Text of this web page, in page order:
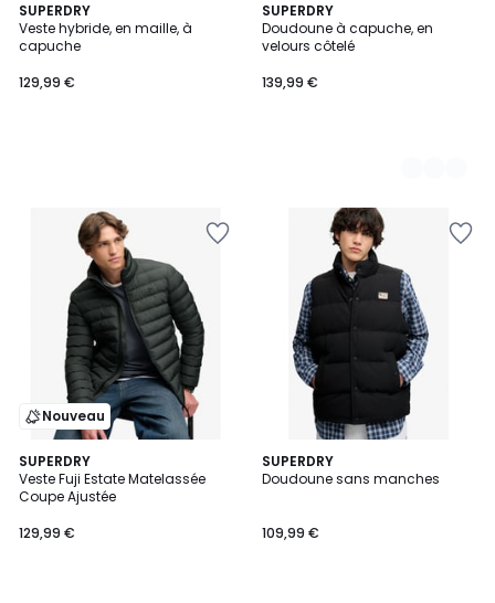
SUPERDRY
Veste hybride, en maille, à
capuche
129,99 €
SUPERDRY
Doudoune à capuche, en
velours côtelé
139,99 €
2
Couleurs
Nouveau
SUPERDRY
Veste Fuji Estate Matelassée
Coupe Ajustée
129,99 €
2
Couleurs
SUPERDRY
Doudoune sans manches
109,99 €
2
Couleurs